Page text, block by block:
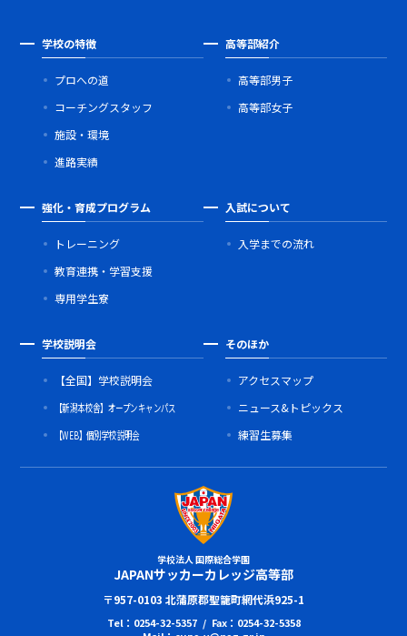
学校の特徴
プロへの道
コーチングスタッフ
施設・環境
進路実績
高等部紹介
高等部男子
高等部女子
強化・育成プログラム
トレーニング
教育連携・学習支援
専用学生寮
入試について
入学までの流れ
学校説明会
【全国】学校説明会
【新潟本校舎】オープンキャンパス
【WEB】個別学校説明会
そのほか
アクセスマップ
ニュース&トピックス
練習生募集
学校法人 国際総合学園
JAPANサッカーカレッジ高等部
〒957-0103 北蒲原郡聖籠町網代浜925-1
Tel：0254-32-5357 / Fax：0254-32-5358